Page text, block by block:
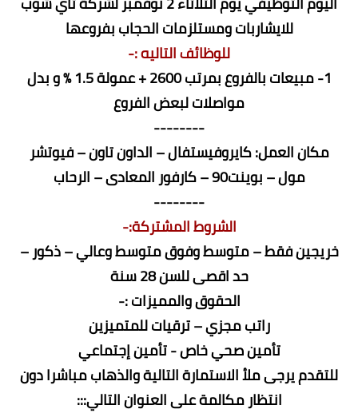
للايشاربات ومستلزمات الحجاب بفروعها
للوظائف التاليه :-
1- مبيعات بالفروع بمرتب 2600 + عمولة 1.5 % و بدل
مواصلات لبعض الفروع
--------
مكان العمل: كايروفيستفال – الداون تاون – فيوتشر
مول – بوينت90 – كارفور المعادى – الرحاب
--------
الشروط المشتركة:-
خريجين فقط – متوسط وفوق متوسط وعالي – ذكور –
حد اقصى للسن 28 سنة
الحقوق والمميزات :-
راتب مجزي – ترقيات للمتميزين
تأمين صحي خاص - تأمين إجتماعي
للتقدم يرجى ملأ الاستمارة التالية والذهاب مباشرا دون
انتظار مكالمة على العنوان التالي:::